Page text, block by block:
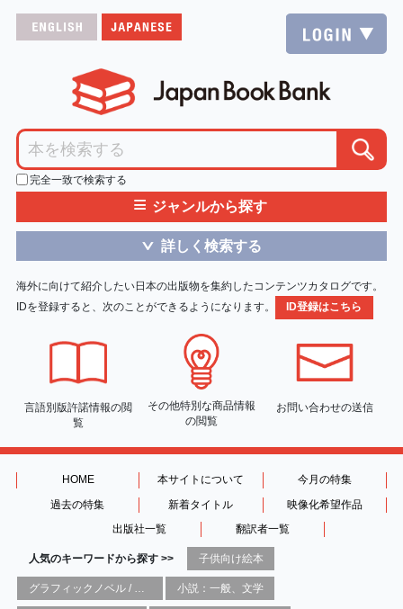
完全一致で検索する
≡ ジャンルから探す
＞ 詳しく検索する
海外に向けて紹介したい日本の出版物を集約したコンテンツカタログです。
IDを登録すると、次のことができるようになります。
ID登録はこちら
言語別版許諾情報の閲
覧
その他特別な商品情報
の閲覧
お問い合わせの送信
HOME 本サイトについて
今月の特集
過去の特集
新着タイトル
映像化希望作品
出版社一覧
翻訳者一覧
人気のキーワードから探す >> 子供向け絵本
小説：一般、文学